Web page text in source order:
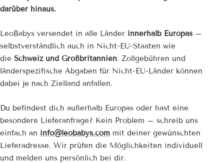
darüber hinaus.
LeoBabys versendet in alle Länder innerhalb Europas –
selbstverständlich auch in Nicht-EU-Staaten wie
die Schweiz und Großbritannien. Zollgebühren und
länderspezifische Abgaben für Nicht-EU-Länder können
dabei je nach Zielland anfallen.
Du befindest dich außerhalb Europas oder hast eine
besondere Lieferanfrage? Kein Problem – schreib uns
einfach an info@leobabys.com mit deiner gewünschten
Lieferadresse. Wir prüfen die Möglichkeiten individuell
und melden uns persönlich bei dir.